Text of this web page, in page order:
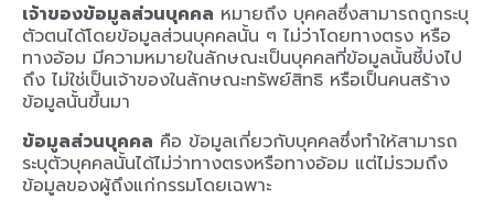
เจ้าของข้อมูลส่วนบุคคล หมายถึง บุคคลซึ่งสามารถถูกระบุ
ตัวตนได้โดยข้อมูลส่วนบุคคลนั้น ๆ ไม่ว่าโดยทางตรง หรือ
ทางอ้อม มีความหมายในลักษณะเป็นบุคคลที่ข้อมูลนั้นชี้บ่งไป
ถึง ไม่ใช่เป็นเจ้าของในลักษณะทรัพย์สิทธิ หรือเป็นคนสร้าง
ข้อมูลนั้นขึ้นมา
ข้อมูลส่วนบุคคล คือ ข้อมูลเกี่ยวกับบุคคลซึ่งทำให้สามารถ
ระบุตัวบุคคลนั้นได้ไม่ว่าทางตรงหรือทางอ้อม แต่ไม่รวมถึง
ข้อมูลของผู้ถึงแก่กรรมโดยเฉพาะ